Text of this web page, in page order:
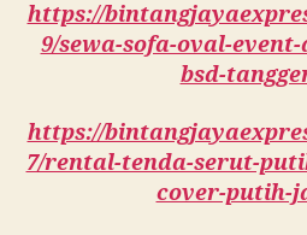
https://
9/sewa-sofa-oval-
bsd-
https://
7/rental-tenda-serut-
cover-putih-